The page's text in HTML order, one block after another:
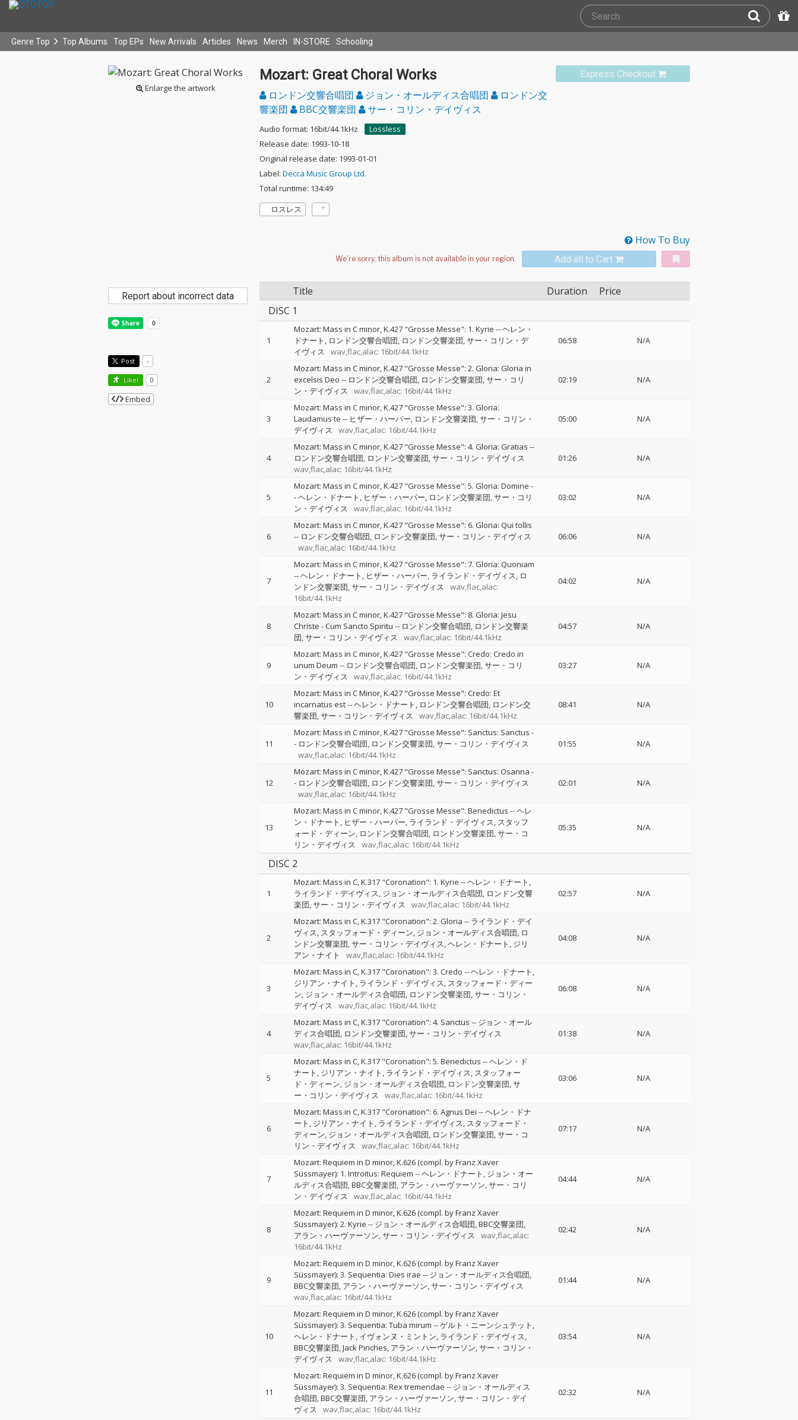
Genre Top Top Albums Top EPs New Arrivals Articles News Merch IN-STORE Schooling
Enlarge the artwork
Express Checkout
Mozart: Great Choral Works
ロンドン交響合唱団 ジョン・オールディス合唱団
ロンドン交
響楽団
BBC交響楽団 サー・コリン・デイヴィス
Audio format: 16bit/44.1kHz
Lossless
Release date: 1993-10-18
Original release date: 1993-01-01
Label: Decca Music Group Ltd.
Total runtime: 134:49
ロスレス
How To Buy
Add all to Cart
Title Duration
Price
DISC 1
1
Mozart: Mass in C minor, K.427 "Grosse Messe": 1. Kyrie --ヘレン・
ドナート
ロンドン交響合唱団 ロンドン交響楽団 サー・コリン・デ
イヴィス
wav,flac,alac: 16bit/44.1kHz
06:58 N/A
2
Mozart: Mass in C minor, K.427 "Grosse Messe": 2. Gloria: Gloria in
excelsis Deo -- ロンドン交響合唱団 ロンドン交響楽団 サー・コリ
ン・デイヴィス
wav,flac,alac: 16bit/44.1kHz
02:19 N/A
3
Mozart: Mass in C minor, K.427 "Grosse Messe": 3. Gloria:
Laudamus te -- ヒザー・ハーパー ロンドン交響楽団 サー・コリン・
デイヴィス
wav,flac,alac: 16bit/44.1kHz
05:00 N/A
4
Mozart: Mass in C minor, K.427 "Grosse Messe": 4. Gloria: Gratias --
ロンドン交響合唱団 ロンドン交響楽団 サー・コリン・デイヴィス
wav,flac,alac: 16bit/44.1kHz
01:26 N/A
5
Mozart: Mass in C minor, K.427 "Grosse Messe": 5. Gloria: Domine -
-ヘレン・ドナート ヒザー・ハーパー ロンドン交響楽団 サー・コリ
ン・デイヴィス
wav,flac,alac: 16bit/44.1kHz
03:02 N/A
6
Mozart: Mass in C minor, K.427 "Grosse Messe": 6. Gloria: Qui tollis
-- ロンドン交響合唱団 ロンドン交響楽団 サー・コリン・デイヴィス
wav,flac,alac: 16bit/44.1kHz
06:06 N/A
7
Mozart: Mass in C minor, K.427 "Grosse Messe": 7. Gloria: Quoniam
--ヘレン・ドナート ヒザー・ハーパー ライランド・デイヴィス ロ
ンドン交響楽団 サー・コリン・デイヴィス
wav,flac,alac:
16bit/44.1kHz
04:02 N/A
8
Mozart: Mass in C minor, K.427 "Grosse Messe": 8. Gloria: Jesu
Christe - Cum Sancto Spiritu -- ロンドン交響合唱団 ロンドン交響楽
団 サー・コリン・デイヴィス wav,flac,alac: 16bit/44.1kHz
04:57 N/A
9
Mozart: Mass in C minor, K.427 "Grosse Messe": Credo: Credo in
unum Deum -- ロンドン交響合唱団 ロンドン交響楽団 サー・コリ
ン・デイヴィス
wav,flac,alac: 16bit/44.1kHz
03:27 N/A
10
Mozart: Mass in C Minor, K.427 "Grosse Messe": Credo: Et
incarnatus est--ヘレン・ドナート ロンドン交響合唱団 ロンドン交
響楽団 サー・コリン・デイヴィス wav,flac,alac: 16bit/44.1kHz
08:41 N/A
11
Mozart: Mass in C minor, K.427 "Grosse Messe": Sanctus: Sanctus -
- ロンドン交響合唱団 ロンドン交響楽団 サー・コリン・デイヴィス
wav,flac,alac: 16bit/44.1kHz
01:55 N/A
12
Mozart: Mass in C minor, K.427 "Grosse Messe": Sanctus: Osanna -
- ロンドン交響合唱団 ロンドン交響楽団 サー・コリン・デイヴィス
wav,flac,alac: 16bit/44.1kHz
02:01 N/A
13
Mozart: Mass in C minor, K.427 "Grosse Messe": Benedictus --ヘレ
ン・ドナート
ヒザー・ハーパー ライランド・デイヴィス スタッフ
ォード・ディーン ロンドン交響合唱団 ロンドン交響楽団 サー・コ
リン・デイヴィス
wav,flac,alac: 16bit/44.1kHz
05:35 N/A
DISC 2
1
Mozart: Mass in C, K.317 "Coronation": 1. Kyrie --ヘレン・ドナート
ライランド・デイヴィス ジョン・オールディス合唱団 ロンドン交響
楽団 サー・コリン・デイヴィス wav,flac,alac: 16bit/44.1kHz
02:57 N/A
2
Mozart: Mass in C, K.317 "Coronation": 2. Gloria -- ライランド・デイ
ヴィス スタッフォード・ディーン ジョン・オールディス合唱団 ロ
ンドン交響楽団 サー・コリン・デイヴィス ヘレン・ドナート ジリ
アン・ナイト
wav,flac,alac: 16bit/44.1kHz
04:08 N/A
3
Mozart: Mass in C, K.317 "Coronation": 3. Credo --ヘレン・ドナート
ジリアン・ナイト ライランド・デイヴィス スタッフォード・ディー
ン ジョン・オールディス合唱団 ロンドン交響楽団 サー・コリン・
デイヴィス
wav,flac,alac: 16bit/44.1kHz
06:08 N/A
4
Mozart: Mass in C, K.317 "Coronation": 4. Sanctus -- ジョン・オール
ディス合唱団 ロンドン交響楽団 サー・コリン・デイヴィス
wav,flac,alac: 16bit/44.1kHz
01:38 N/A
5
Mozart: Mass in C, K.317 "Coronation": 5. Benedictus --ヘレン・ド
ナート ジリアン・ナイト ライランド・デイヴィス スタッフォー
ド・ディーン ジョン・オールディス合唱団 ロンドン交響楽団 サ
ー・コリン・デイヴィス
wav,flac,alac: 16bit/44.1kHz
03:06 N/A
6
Mozart: Mass in C, K.317 "Coronation": 6. Agnus Dei --ヘレン・ドナ
ート ジリアン・ナイト ライランド・デイヴィス スタッフォード・
ディーン ジョン・オールディス合唱団 ロンドン交響楽団 サー・コ
リン・デイヴィス
wav,flac,alac: 16bit/44.1kHz
07:17 N/A
7
Mozart: Requiem in D minor, K.626 (compl. by Franz Xaver
Süssmayer): 1. Introitus: Requiem --ヘレン・ドナート ジョン・オー
ルディス合唱団 BBC交響楽団 アラン・ハーヴァーソン サー・コリ
ン・デイヴィス
wav,flac,alac: 16bit/44.1kHz
04:44 N/A
8
Mozart: Requiem in D minor, K.626 (compl. by Franz Xaver
Süssmayer): 2. Kyrie -- ジョン・オールディス合唱団 BBC交響楽団
アラン・ハーヴァーソン サー・コリン・デイヴィス
wav,flac,alac:
16bit/44.1kHz
02:42 N/A
9
Mozart: Requiem in D minor, K.626 (compl. by Franz Xaver
Süssmayer): 3. Sequentia: Dies irae -- ジョン・オールディス合唱団
BBC交響楽団 アラン・ハーヴァーソン サー・コリン・デイヴィス
wav,flac,alac: 16bit/44.1kHz
01:44 N/A
10
Mozart: Requiem in D minor, K.626 (compl. by Franz Xaver
Süssmayer): 3. Sequentia: Tuba mirum --ゲルト・ニーンシュテット
ヘレン・ドナート イヴォンヌ・ミントン ライランド・デイヴィス
BBC交響楽団 Jack Pinches アラン・ハーヴァーソン サー・コリン・
デイヴィス
wav,flac,alac: 16bit/44.1kHz
03:54 N/A
11
Mozart: Requiem in D minor, K.626 (compl. by Franz Xaver
Süssmayer): 3. Sequentia: Rex tremendae -- ジョン・オールディス
合唱団 BBC交響楽団 アラン・ハーヴァーソン サー・コリン・デイ
ヴィス
wav,flac,alac: 16bit/44.1kHz
02:32 N/A
Report about incorrect data
Post -
Like! 0
Embed